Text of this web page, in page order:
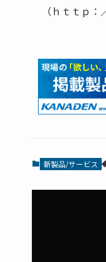
（ｈｔｔｐ
新製品/サービス